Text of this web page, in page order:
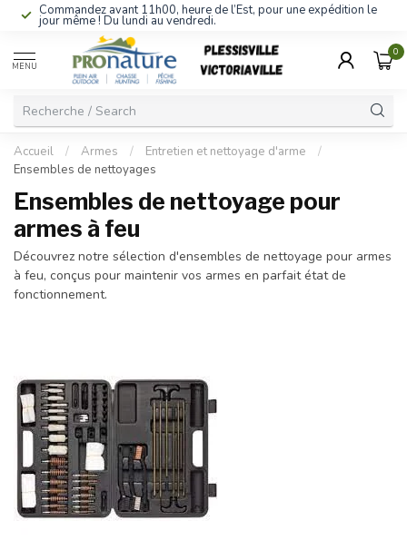
Commandez avant 11h00, heure de l’Est, pour une expédition le
jour même ! Du lundi au vendredi.
MENU
0
Accueil / Armes / Entretien et nettoyage d'arme
/
Ensembles de nettoyages
Ensembles de nettoyage pour
armes à feu
Découvrez notre sélection d'ensembles de nettoyage pour armes
à feu, conçus pour maintenir vos armes en parfait état de
fonctionnement.